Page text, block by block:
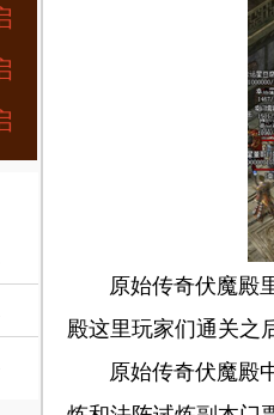
原始传奇伏魔殿里
殿这里玩家们通关之
原始传奇伏魔殿中